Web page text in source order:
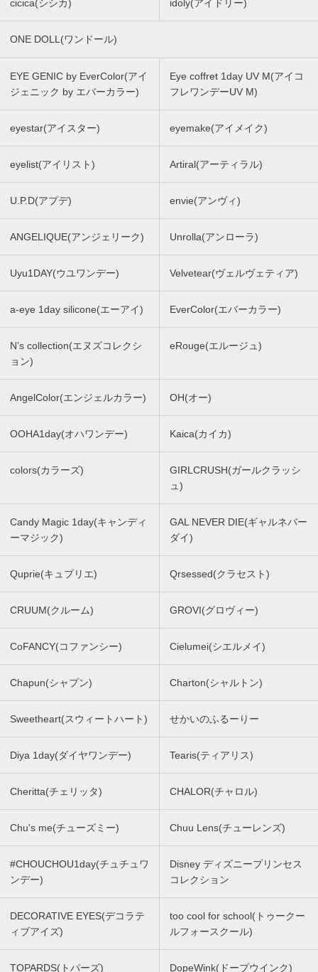
cicica(シシカ) idoly(アイドリー)
ONE DOLL(ワンドール)
EYE GENIC by EverColor(アイ
ジェニック by エバーカラー)
Eye coffret 1day UV M(アイコ
フレワンデーUV M)
eyestar(アイスター) eyemake(アイメイク)
eyelist(アイリスト) Artiral(アーティラル)
U.P.D(アプデ) envie(アンヴィ)
ANGELIQUE(アンジェリーク) Unrolla(アンローラ)
Uyu1DAY(ウユワンデー) Velvetear(ヴェルヴェティア)
a-eye 1day silicone(エーアイ) EverColor(エバーカラー)
N’s collection(エヌズコレクシ
ョン)
eRouge(エルージュ)
AngelColor(エンジェルカラー) OH(オー)
OOHA1day(オハワンデー) Kaica(カイカ)
colors(カラーズ)
GIRLCRUSH(ガールクラッシ
ュ)
Candy Magic 1day(キャンディ
ーマジック)
GAL NEVER DIE(ギャルネバー
ダイ)
Quprie(キュプリエ) Qrsessed(クラセスト)
CRUUM(クルーム) GROVI(グロヴィー)
CoFANCY(コファンシー) Cielumei(シエルメイ)
Chapun(シャプン) Charton(シャルトン)
Sweetheart(スウィートハート) せかいのふるーりー
Diya 1day(ダイヤワンデー) Tearis(ティアリス)
Cheritta(チェリッタ) CHALOR(チャロル)
Chu's me(チューズミー) Chuu Lens(チューレンズ)
#CHOUCHOU1day(チュチュワ
ンデー)
Disney ディズニープリンセス
コレクション
DECORATIVE EYES(デコラテ
ィブアイズ)
too cool for school(トゥークー
ルフォースクール)
TOPARDS(トパーズ) DopeWink(ドープウインク)